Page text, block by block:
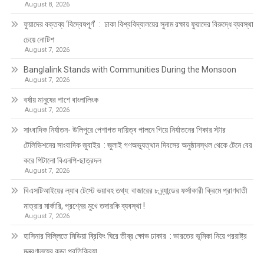
August 8, 2026
ফুয়াদের বক্তব্য ‘বিদ্বেষপূর্ণ’ : ঢাকা বিশ্ববিদ্যালয়ের সুনাম রক্ষায় ফুয়াদের বিরুদ্ধে ব্যবস্থা
চেয়ে নোটিশ
August 7, 2026
Banglalink Stands with Communities During the Monsoon
August 7, 2026
বর্ষায় মানুষের পাশে বাংলালিংক
August 7, 2026
সাংবাদিক নির্যাতন- উলিপুরে পেশাগত দায়িত্ব পালনে গিয়ে নির্যাতনের শিকার স্টার
টেলিভিশনের সাংবাদিক জুবাইর : জুলাই গণঅভ্যুত্থান দিবসের অনুষ্ঠানস্থল থেকে টেনে বের
করে পিটালো বিএনপি-ছাত্রদল
August 7, 2026
বিএসটিআইয়ের ল্যাব টেস্টে ভয়াবহ তথ্য: বাজারের ৮ ব্র্যান্ডের ফর্সাকারী ক্রিমে প্রাণঘাতী
মাত্রার মার্কারি, প্রশ্নের মুখে তদারকি ব্যবস্থা !
August 7, 2026
হাসিনার দিল্লিতে মিডিয়া ব্রিফিং ঘিরে তীব্র ক্ষোভ ঢাকার : ভারতের ভূমিকা নিয়ে পররাষ্ট্র